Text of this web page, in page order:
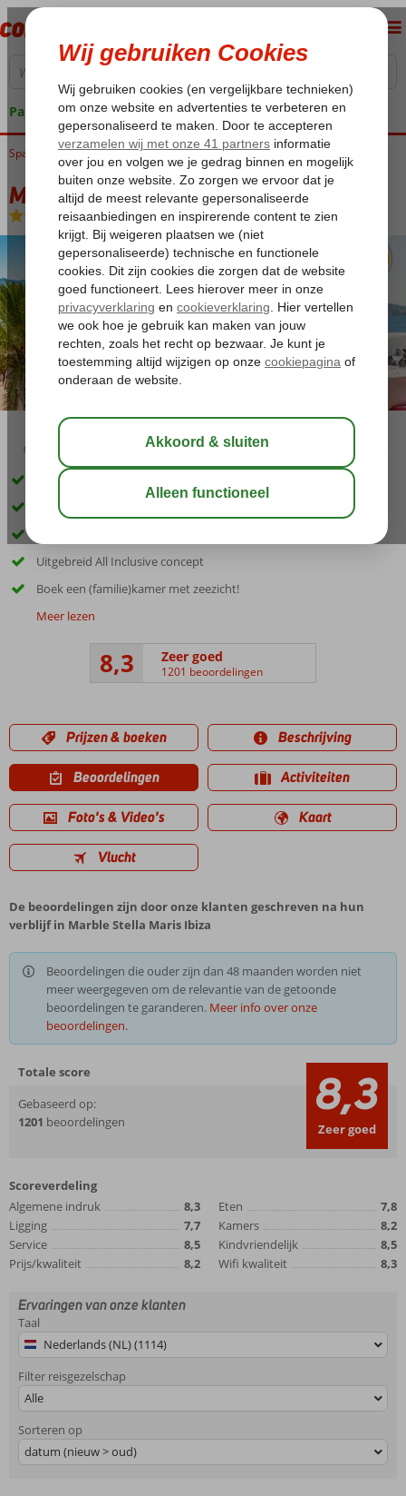
Pakketgarantie
Home
Spanje Balearen Ibiza Cala Gracio Marble Stella Maris Ibiza
Marble Stella Maris Ibiza
All Inclusive- Hotel
02:45 aug 29°C
Op loopafstand van 2 prachtige zandstranden
Rustig gelegen
Uitgebreid All Inclusive concept
Boek een (familie)kamer met zeezicht!
Meer lezen
8,3 Zeer goed
1201 beoordelingen
Prijzen & boeken Beschrijving
Beoordelingen Activiteiten
Foto's & Video's Kaart
Vlucht
De beoordelingen zijn door onze klanten geschreven na hun
verblijf in Marble Stella Maris Ibiza
Beoordelingen die ouder zijn dan 48 maanden worden niet
meer weergegeven om de relevantie van de getoonde
beoordelingen te garanderen. Meer info over onze
beoordelingen.
Totale score
Gebaseerd op:
1201 beoordelingen 8,3
Zeer goed
Scoreverdeling
Algemene indruk
8,3
Ligging
7,7
Service
8,5
Prijs/kwaliteit
8,2
Eten
7,8
Kamers
8,2
Kindvriendelijk
8,5
Wifi kwaliteit
8,3
Ervaringen van onze klanten
Taal
Nederlands (NL) (1114)
Filter reisgezelschap
Alle
Sorteren op
datum (nieuw > oud)